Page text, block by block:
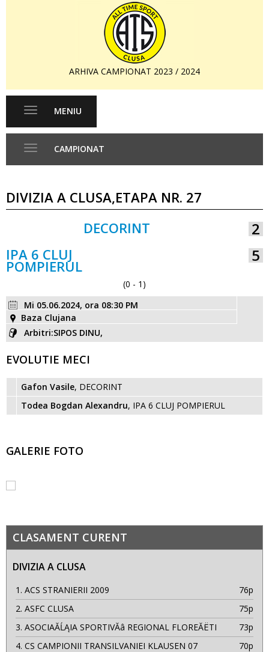
ARHIVA CAMPIONAT 2023 / 2024
Toggle
MENIU
CAMPIONAT
DIVIZIA A CLUSA,ETAPA NR. 27
DECORINT
2
5
IPA 6 CLUJ
POMPIERUL
(0 - 1)
Mi 05.06.2024, ora 08:30 PM
Baza Clujana
Arbitri:SIPOS DINU,
EVOLUTIE MECI
Gafon Vasile, DECORINT
Todea Bogdan Alexandru, IPA 6 CLUJ POMPIERUL
GALERIE FOTO
CLASAMENT CURENT
DIVIZIA A CLUSA
1. ACS STRANIERII 2009
76p
2. ASFC CLUSA
75p
3. ASOCIAĂĹĄIA SPORTIVĂâ REGIONAL FLOREĂËTI
73p
4. CS CAMPIONII TRANSILVANIEI KLAUSEN 07
70p